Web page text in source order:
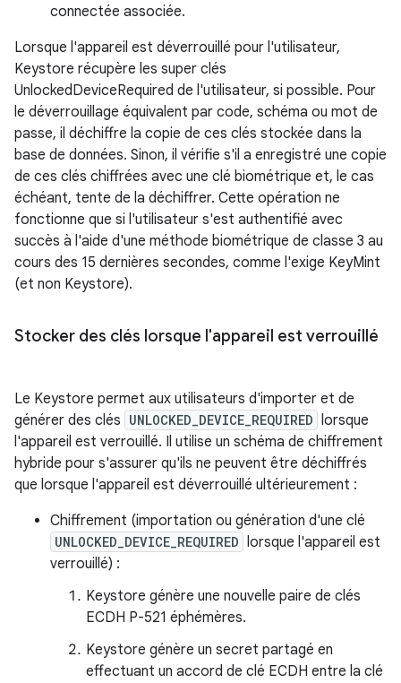
connectée associée.
Lorsque l'appareil est déverrouillé pour l'utilisateur,
Keystore récupère les super clés
UnlockedDeviceRequired de l'utilisateur, si possible. Pour
le déverrouillage équivalent par code, schéma ou mot de
passe, il déchiffre la copie de ces clés stockée dans la
base de données. Sinon, il vérifie s'il a enregistré une copie
de ces clés chiffrées avec une clé biométrique et, le cas
échéant, tente de la déchiffrer. Cette opération ne
fonctionne que si l'utilisateur s'est authentifié avec
succès à l'aide d'une méthode biométrique de classe 3 au
cours des 15 dernières secondes, comme l'exige KeyMint
(et non Keystore).
Stocker des clés lorsque l'appareil est verrouillé
Le Keystore permet aux utilisateurs d'importer et de
générer des clés UNLOCKED_DEVICE_REQUIRED lorsque
l'appareil est verrouillé. Il utilise un schéma de chiffrement
hybride pour s'assurer qu'ils ne peuvent être déchiffrés
que lorsque l'appareil est déverrouillé ultérieurement :
Chiffrement (importation ou génération d'une clé
UNLOCKED_DEVICE_REQUIRED lorsque l'appareil est
verrouillé) :
Keystore génère une nouvelle paire de clés
ECDH P-521 éphémères.
Keystore génère un secret partagé en
effectuant un accord de clé ECDH entre la clé